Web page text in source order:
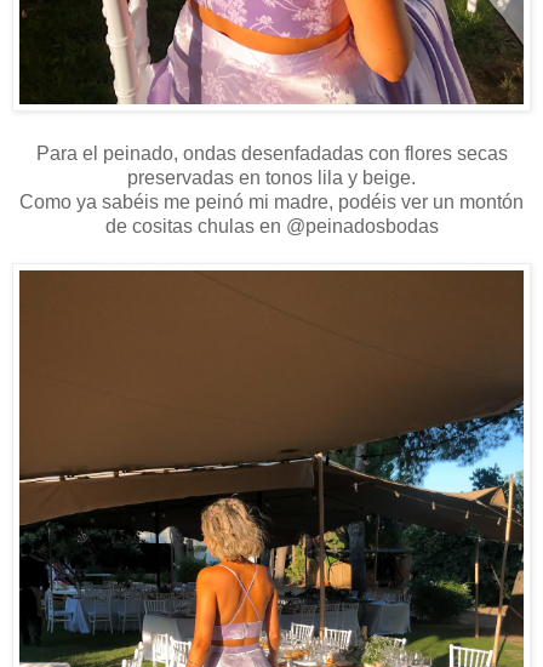
Para el peinado, ondas desenfadadas con flores secas
preservadas en tonos lila y beige.
Como ya sabéis me peinó mi madre, podéis ver un montón
de cositas chulas en @peinadosbodas